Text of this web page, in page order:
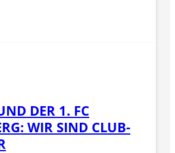
DER 1. FC
WIR SIND CLUB-